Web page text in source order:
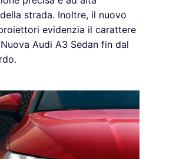
strada. Inoltre, il nuovo
evidenzia il carattere
Audi A3 Sedan fin dal